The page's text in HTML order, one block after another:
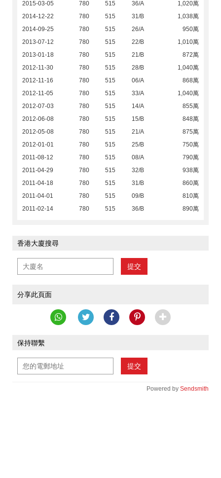
2015-03-05 780 515 36/A
1,020萬
2014-12-22
780 515 31/B
1,038萬
2014-09-25
780 515 26/A
950萬
2013-07-12
780 515 22/B
1,010萬
2013-01-18
780 515 21/B
872萬
2012-11-30
780 515 28/B
1,040萬
2012-11-16
780 515 06/A
868萬
2012-11-05
780 515 33/A
1,040萬
2012-07-03
780 515 14/A
855萬
2012-06-08
780 515 15/B
848萬
2012-05-08
780 515 21/A
875萬
2012-01-01
780 515 25/B
750萬
2011-08-12
780 515 08/A
790萬
2011-04-29
780 515 32/B
938萬
2011-04-18
780 515 31/B
860萬
2011-04-01
780 515 09/B
810萬
2011-02-14
780 515 36/B 890萬
香港大廈搜尋
提交
分享此頁面
保持聯繫
提交
Powered by Sendsmith